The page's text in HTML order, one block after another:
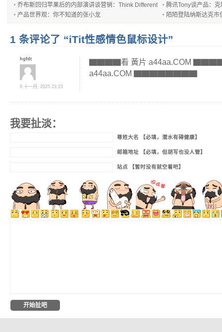
乔布斯回归苹果后的内部演讲谈营销：Think Different
腾讯Tony谈产品：
产品世界观：你不知道的张小龙
陌陌登陆纳斯达克市
1 条评论了 “iTit性感情色鼠标设计”
hgfdt
6 十一月, 2025 23:23
▇▇▇▇看 黃片 a44aa.COM
a44aa.COM ▇▇▇▇▇▇▇▇
我要扯淡：
尊姓大名 【必填，潜水有碍健康】
邮箱地址 【必填，但胡写也没人管】
站点 【暂时没有就空着吧】